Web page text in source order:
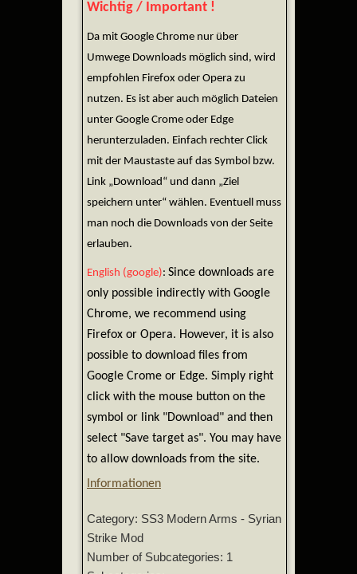
Wichtig / Important !
Da mit Google Chrome nur über
Umwege Downloads möglich sind, wird
empfohlen Firefox oder Opera zu
nutzen. Es ist aber auch möglich Dateien
unter Google Crome oder Edge
herunterzuladen. Einfach rechter Click
mit der Maustaste auf das Symbol bzw.
Link „Download“ und dann „Ziel
speichern unter“ wählen. Eventuell muss
man noch die Downloads von der Seite
erlauben.
English (google): Since downloads are
only possible indirectly with Google
Chrome, we recommend using
Firefox or Opera. However, it is also
possible to download files from
Google Crome or Edge. Simply right
click with the mouse button on the
symbol or link "Download" and then
select "Save target as". You may have
to allow downloads from the site.
Informationen
Category: SS3 Modern Arms - Syrian
Strike Mod
Number of Subcategories: 1